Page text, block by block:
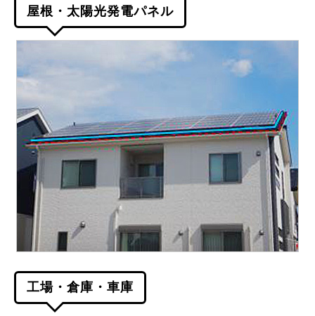
屋根・太陽光発電パネル
工場・倉庫・車庫